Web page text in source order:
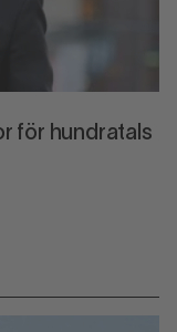
för hundratals